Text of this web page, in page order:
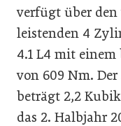
verfügt über den
leistenden 4
4.1 L4 mit
von 609 Nm.
beträgt 2,2
das 2. Halbjahr